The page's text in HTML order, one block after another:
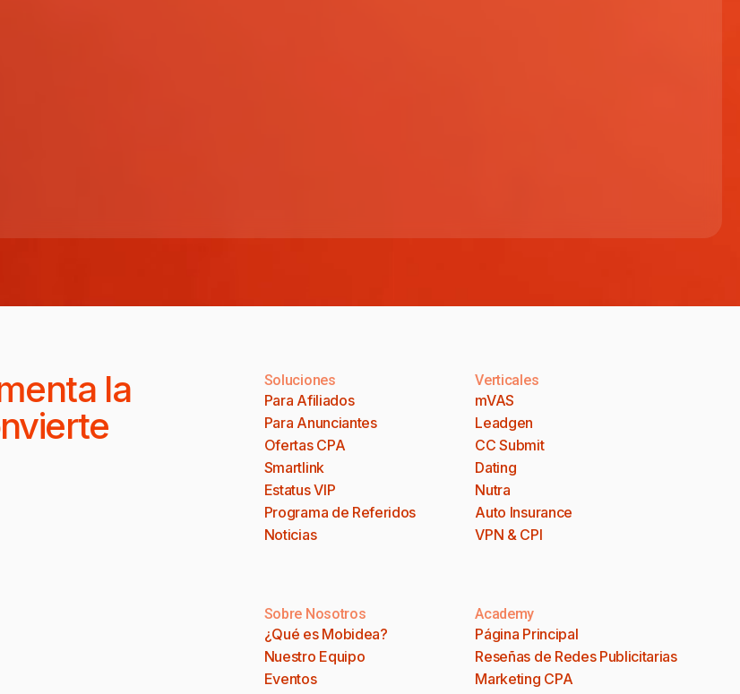
la
Soluciones
Para Afiliados
Para Anunciantes
Ofertas CPA
Smartlink
Estatus VIP
Programa de Referidos
Noticias
Verticales
mVAS
Leadgen
CC Submit
Dating
Nutra
Auto Insurance
VPN & CPI
Sobre Nosotros
¿Qué es Mobidea?
Nuestro Equipo
Eventos
Academy
Página Principal
Reseñas de Redes Publicitarias
Marketing CPA